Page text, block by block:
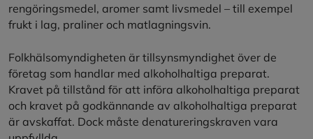
rengöringsmedel, aromer samt livsmedel – till exempel
frukt i lag, praliner och matlagningsvin.
Folkhälsomyndigheten är tillsynsmyndighet över de
företag som handlar med alkoholhaltiga preparat.
Kravet på tillstånd för att införa alkoholhaltiga preparat
och kravet på godkännande av alkoholhaltiga preparat
är avskaffat. Dock måste denatureringskraven vara